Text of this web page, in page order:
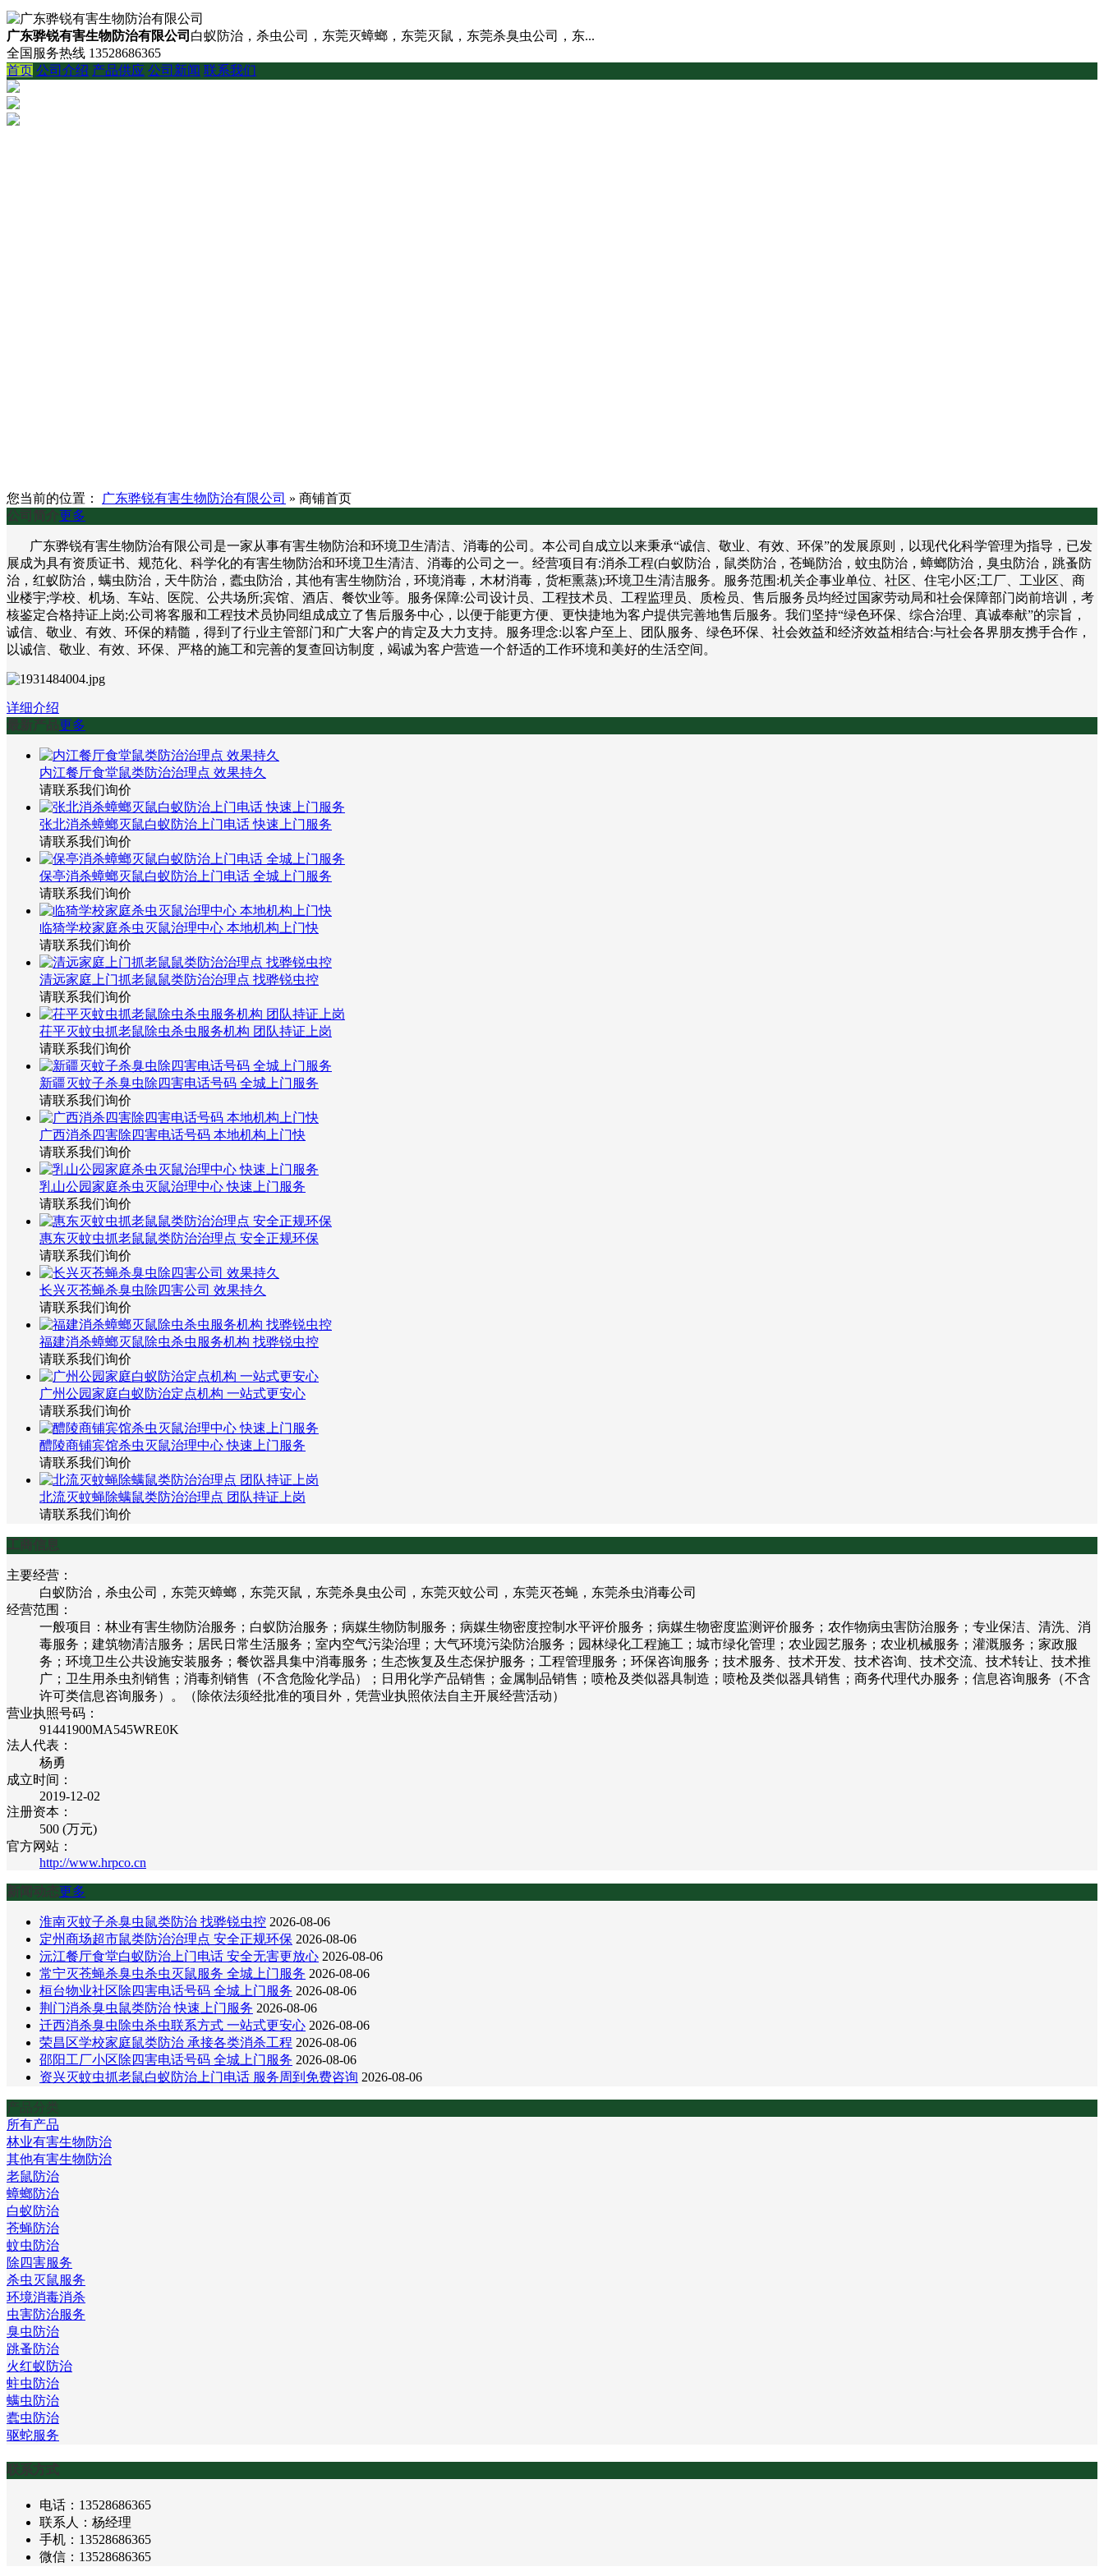
广东骅锐有害生物防治有限公司 白蚁防治，杀虫公司，东莞灭蟑螂，东莞灭鼠，东莞杀臭虫公司，东...
全国服务热线 13528686365
首页 公司介绍 产品供应 公司新闻 联系我们
您当前的位置： 广东骅锐有害生物防治有限公司 » 商铺首页
公司简介更多
广东骅锐有害生物防治有限公司是一家从事有害生物防治和环境卫生清洁、消毒的公司。本公司自成立以来秉承“诚信、敬业、有效、环保”的发展原则，以现代化科学管理为指导，已发
展成为具有资质证书、规范化、科学化的有害生物防治和环境卫生清洁、消毒的公司之一。经营项目有:消杀工程(白蚁防治，鼠类防治，苍蝇防治，蚊虫防治，蟑螂防治，臭虫防治，跳蚤防
治，红蚁防治，螨虫防治，天牛防治，蠹虫防治，其他有害生物防治，环境消毒，木材消毒，货柜熏蒸);环境卫生清洁服务。服务范围:机关企事业单位、社区、住宅小区;工厂、工业区、商
业楼宇;学校、机场、车站、医院、公共场所;宾馆、酒店、餐饮业等。服务保障:公司设计员、工程技术员、工程监理员、质检员、售后服务员均经过国家劳动局和社会保障部门岗前培训，考
核鉴定合格持证上岗;公司将客服和工程技术员协同组成成立了售后服务中心，以便于能更方便、更快捷地为客户提供完善地售后服务。我们坚持“绿色环保、综合治理、真诚奉献”的宗旨，
诚信、敬业、有效、环保的精髓，得到了行业主管部门和广大客户的肯定及大力支持。服务理念:以客户至上、团队服务、绿色环保、社会效益和经济效益相结合:与社会各界朋友携手合作，
以诚信、敬业、有效、环保、严格的施工和完善的复查回访制度，竭诚为客户营造一个舒适的工作环境和美好的生活空间。
详细介绍
最新产品更多
内江餐厅食堂鼠类防治治理点 效果持久
请联系我们询价
张北消杀蟑螂灭鼠白蚁防治上门电话 快速上门服务
请联系我们询价
保亭消杀蟑螂灭鼠白蚁防治上门电话 全城上门服务
请联系我们询价
临猗学校家庭杀虫灭鼠治理中心 本地机构上门快
请联系我们询价
清远家庭上门抓老鼠鼠类防治治理点 找骅锐虫控
请联系我们询价
茌平灭蚊虫抓老鼠除虫杀虫服务机构 团队持证上岗
请联系我们询价
新疆灭蚊子杀臭虫除四害电话号码 全城上门服务
请联系我们询价
广西消杀四害除四害电话号码 本地机构上门快
请联系我们询价
乳山公园家庭杀虫灭鼠治理中心 快速上门服务
请联系我们询价
惠东灭蚊虫抓老鼠鼠类防治治理点 安全正规环保
请联系我们询价
长兴灭苍蝇杀臭虫除四害公司 效果持久
请联系我们询价
福建消杀蟑螂灭鼠除虫杀虫服务机构 找骅锐虫控
请联系我们询价
广州公园家庭白蚁防治定点机构 一站式更安心
请联系我们询价
醴陵商铺宾馆杀虫灭鼠治理中心 快速上门服务
请联系我们询价
北流灭蚊蝇除螨鼠类防治治理点 团队持证上岗
请联系我们询价
工商信息
主要经营：
白蚁防治，杀虫公司，东莞灭蟑螂，东莞灭鼠，东莞杀臭虫公司，东莞灭蚊公司，东莞灭苍蝇，东莞杀虫消毒公司
经营范围：
一般项目：林业有害生物防治服务；白蚁防治服务；病媒生物防制服务；病媒生物密度控制水平评价服务；病媒生物密度监测评价服务；农作物病虫害防治服务；专业保洁、清洗、消
毒服务；建筑物清洁服务；居民日常生活服务；室内空气污染治理；大气环境污染防治服务；园林绿化工程施工；城市绿化管理；农业园艺服务；农业机械服务；灌溉服务；家政服
务；环境卫生公共设施安装服务；餐饮器具集中消毒服务；生态恢复及生态保护服务；工程管理服务；环保咨询服务；技术服务、技术开发、技术咨询、技术交流、技术转让、技术推
广；卫生用杀虫剂销售；消毒剂销售（不含危险化学品）；日用化学产品销售；金属制品销售；喷枪及类似器具制造；喷枪及类似器具销售；商务代理代办服务；信息咨询服务（不含
许可类信息咨询服务）。（除依法须经批准的项目外，凭营业执照依法自主开展经营活动）
营业执照号码：
91441900MA545WRE0K
法人代表：
杨勇
成立时间：
2019-12-02
注册资本：
500 (万元)
官方网站：
http://www.hrpco.cn
新闻动态更多
淮南灭蚊子杀臭虫鼠类防治 找骅锐虫控 2026-08-06
定州商场超市鼠类防治治理点 安全正规环保 2026-08-06
沅江餐厅食堂白蚁防治上门电话 安全无害更放心 2026-08-06
常宁灭苍蝇杀臭虫杀虫灭鼠服务 全城上门服务 2026-08-06
桓台物业社区除四害电话号码 全城上门服务 2026-08-06
荆门消杀臭虫鼠类防治 快速上门服务 2026-08-06
迁西消杀臭虫除虫杀虫联系方式 一站式更安心 2026-08-06
荣昌区学校家庭鼠类防治 承接各类消杀工程 2026-08-06
邵阳工厂小区除四害电话号码 全城上门服务 2026-08-06
资兴灭蚊虫抓老鼠白蚁防治上门电话 服务周到免费咨询 2026-08-06
产品分类
所有产品
林业有害生物防治
其他有害生物防治
老鼠防治
蟑螂防治
白蚁防治
苍蝇防治
蚊虫防治
除四害服务
杀虫灭鼠服务
环境消毒消杀
虫害防治服务
臭虫防治
跳蚤防治
火红蚁防治
蛀虫防治
螨虫防治
蠹虫防治
驱蛇服务
联系方式
电话：13528686365
联系人：杨经理
手机：13528686365
微信：13528686365